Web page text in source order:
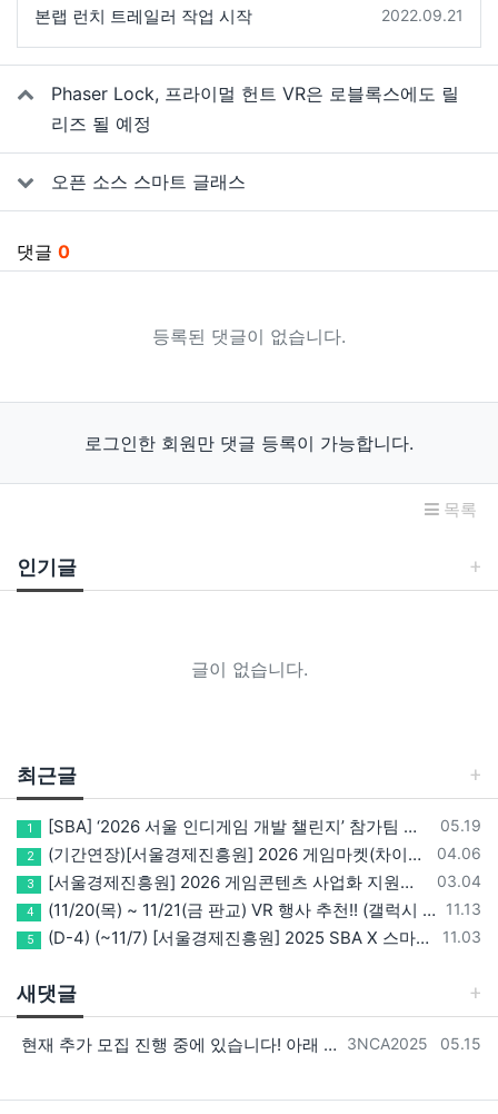
등록일
2022.09.21
본랩 런치 트레일러 작업 시작
관련자료Phaser Lock, 프라이멀 헌트 VR은 로블록스에도 릴
리즈 될 예정
오픈 소스 스마트 글래스
댓글 0
등록된 댓글이 없습니다.
로그인한 회원만 댓글 등록이 가능합니다.
목록
인기글
글이 없습니다.
최근글
등록일
05.19
1 [SBA] ‘2026 서울 인디게임 개발 챌린지’ 참가팀 모집
등록일
04.06
2 (기간연장)[서울경제진흥원] 2026 게임마켓(차이나조이, BIC, 지스타) 서울관 참가기업 모집!(~5/8 15:00)
등록일
03.04
3 [서울경제진흥원] 2026 게임콘텐츠 사업화 지원사업 참가기업 모집(~3/26까지)
등록일
11.13
4 (11/20(목) ~ 11/21(금 판교) VR 행사 추천!! (갤럭시 XR/ 애플 비전프로 등 기기 체험, 메타퀘스트 경품)
등록일
11.03
5 (D-4) (~11/7) [서울경제진흥원] 2025 SBA X 스마일게이트, ‘게임랩 with STOVE INDIE’ 참가기업 모집
새댓글
등록자
3NCA2025 등록일
05.15
현재 추가 모집 진행 중에 있습니다! 아래 링크로 확인 부탁드리겠습니다~! https://next-verse.com/community/1…